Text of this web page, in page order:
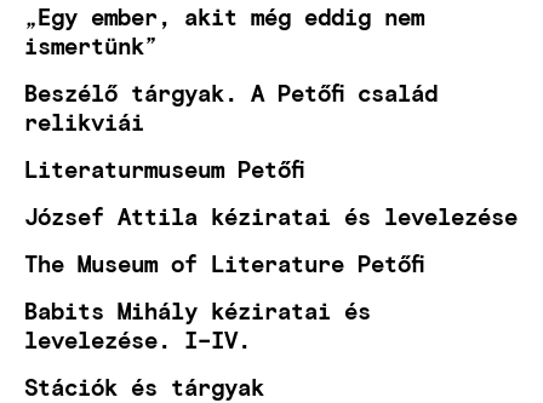
„Egy ember, akit még eddig nem
ismertünk”
Beszélő tárgyak. A Petőfi család
relikviái
Literaturmuseum Petőfi
József Attila kéziratai és levelezése
The Museum of Literature Petőfi
Babits Mihály kéziratai és
levelezése. I–IV.
Stációk és tárgyak